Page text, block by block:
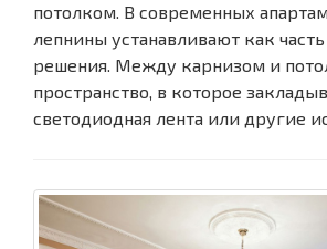
потолком. В современных
лепнины устанавливают как
решения. Между карнизом и
пространство, в которое
светодиодная лента или другие